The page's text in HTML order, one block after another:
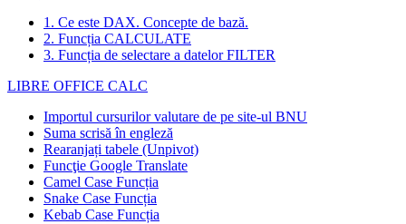
1. Ce este DAX. Concepte de bază.
2. Funcția CALCULATE
3. Funcția de selectare a datelor FILTER
LIBRE OFFICE CALC
Importul cursurilor valutare de pe site-ul BNU
Suma scrisă în engleză
Rearanjați tabele (Unpivot)
Funcţie Google Translate
Camel Case Funcția
Snake Case Funcția
Kebab Case Funcția